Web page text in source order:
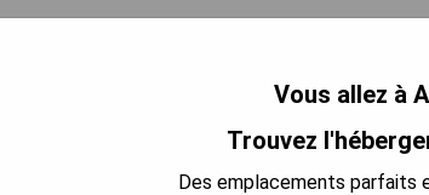
VÉRIFIEZ LA DISPONIBILITÉ
Vous allez à
Trouvez
Des emplacements parfaits